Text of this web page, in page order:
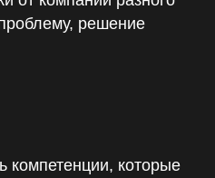
решение
компетенции, которые